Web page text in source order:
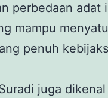
perbedaan adat
mampu
penuh
juga